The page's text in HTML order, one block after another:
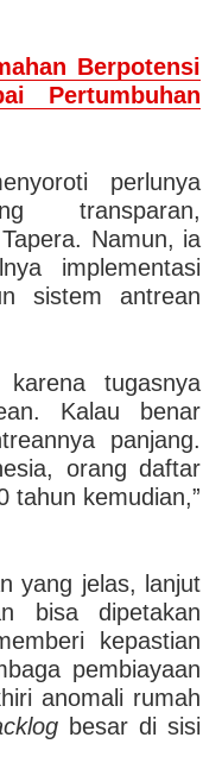
Berpotensi
Pertumbuhan
perlunya
transparan,
Namun, ia
implementasi
sistem antrean
tugasnya
Kalau benar
panjang.
orang daftar
tahun kemudian,”
yang jelas, lanjut
bisa dipetakan
kepastian
pembiayaan
anomali rumah
besar di sisi